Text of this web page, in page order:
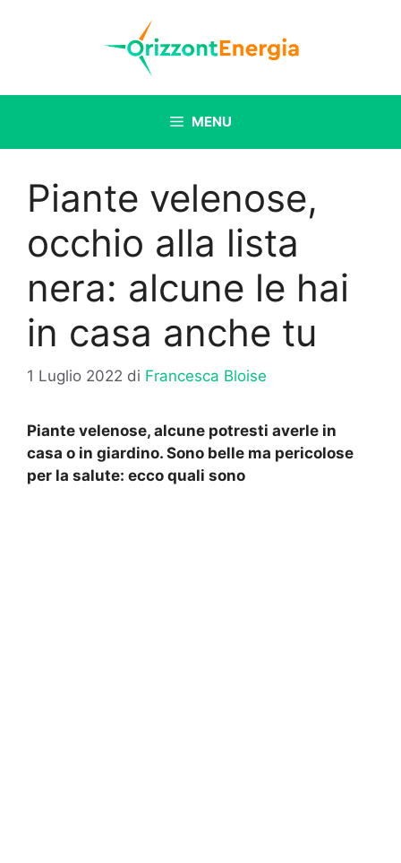
MENU
Piante velenose,
occhio alla lista
nera: alcune le hai
in casa anche tu
1 Luglio 2022 di Francesca Bloise
Piante velenose, alcune potresti averle in
casa o in giardino. Sono belle ma pericolose
per la salute: ecco quali sono